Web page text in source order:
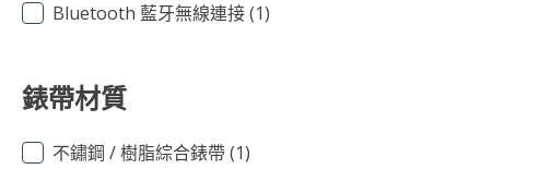
Bluetooth 藍牙無線連接(1)
錶帶材質
不鏽鋼 / 樹脂綜合錶帶 (1)